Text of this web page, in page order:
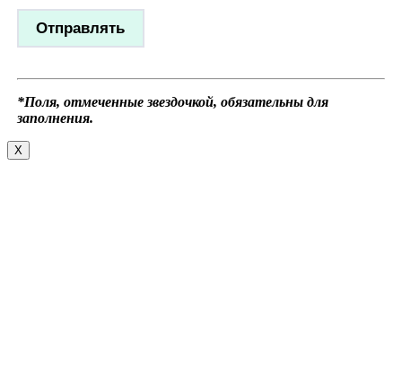
*Поля, отмеченные звездочкой, обязательны для
заполнения.
X